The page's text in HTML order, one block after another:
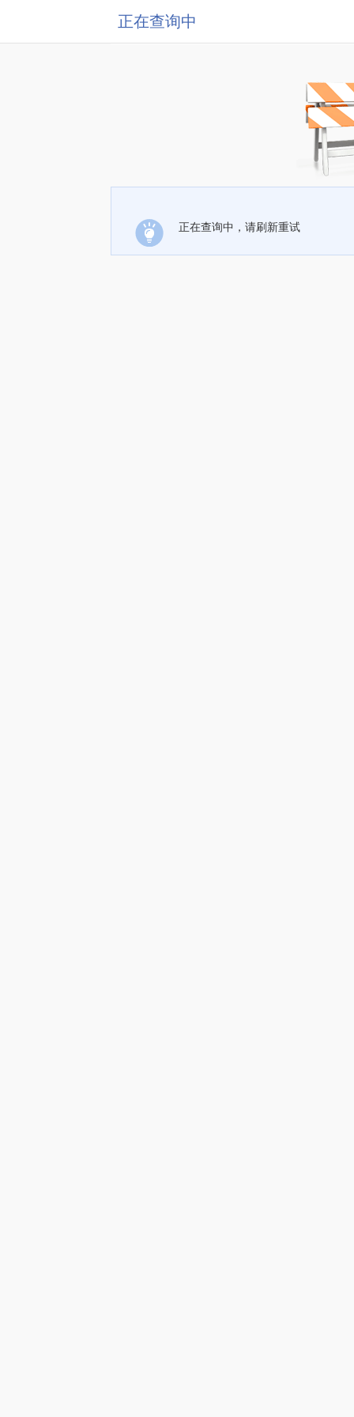
正在查询中
正在查询中，请刷新重试